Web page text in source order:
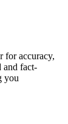
for accuracy,
and fact-
you